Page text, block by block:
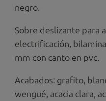
negro.
Sobre deslizante para
electrificación,
mm con canto en pvc.
Acabados: grafito,
wengué, acacia clara,